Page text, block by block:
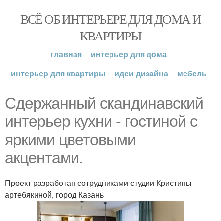
ВСЁ ОБ ИНТЕРЬЕРЕ ДЛЯ ДОМА И
КВАРТИРЫ
главная
интерьер для дома
интерьер для квартиры
идеи дизайна мебель
Сдержанный скандинавский
интерьер кухни - гостиной с
яркими цветовыми
акцентами.
Проект разработан сотрудниками студии Кристины
артебякиной, город Казань